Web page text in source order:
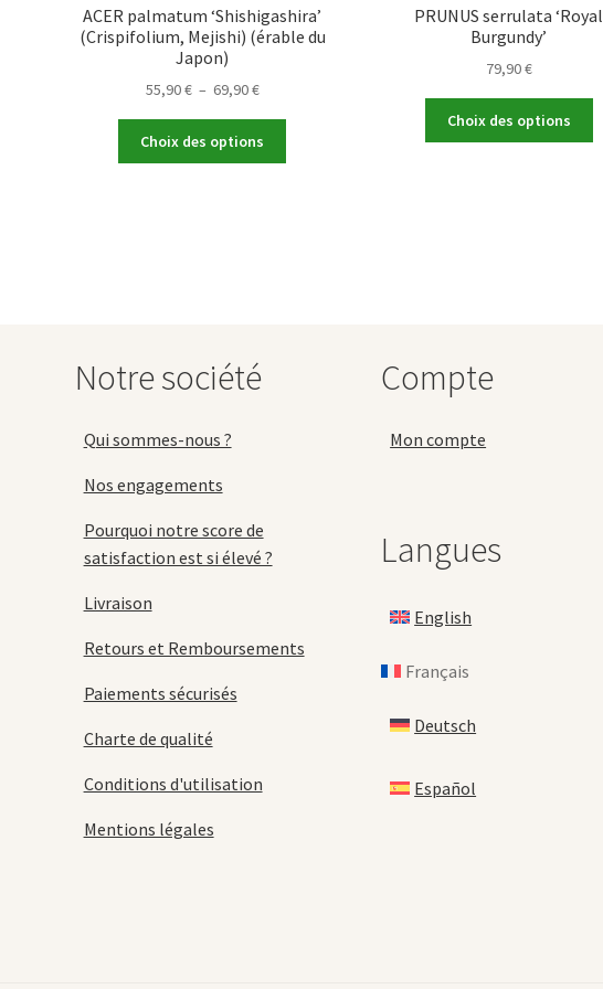
ACER palmatum ‘Shishigashira’
(Crispifolium, Mejishi) (érable du
Japon)
55,90€ – 69,90€Plage
prix :
55,90 €
Choix des options
PRUNUS serrulata ‘Royal
Burgundy’
79,90€
Choix des options
Notre société
Qui sommes-nous ?
Nos engagements
Pourquoi notre score de
satisfaction est si élevé ?
Livraison
Retours et Remboursements
Paiements sécurisés
Charte de qualité
Conditions d'utilisation
Mentions légales
Compte
Mon compte
Langues
English
Français
Deutsch
Español